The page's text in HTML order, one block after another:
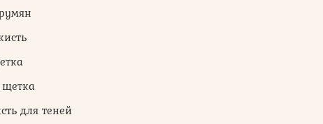
для теней